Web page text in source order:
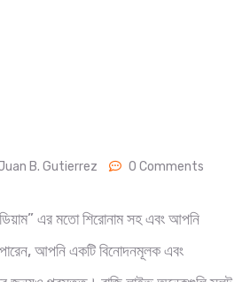
B. Gutierrez 0 Comments
এর মতো শিরোনাম সহ এবং আপনি
আপনি একটি বিনোদনমূলক এবং